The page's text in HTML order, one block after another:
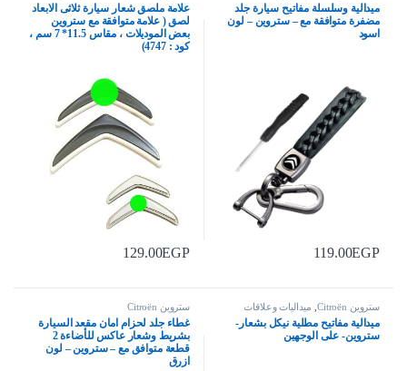
ميدالية وسلسلة مفاتيح سيارة جلد
مضفرة متوافقة مع – ستروين – لون
اسود
119.00EGP
علامة ملصق شعار سيارة ثلاثى الابعاد
لصق ( علامة متوافقة مع ستروين
بعض الموديلات ، مقاس 11.5* 7 سم ،
كود : 4747)
129.00EGP
ستروين Citroën ميداليات وعلاقات
ميدالية مفاتيح مطلية نيكل بشعار-
ستروين- على الوجهين
ستروين Citroën
غطاء جلد لحزام امان مقعد السيارة
بشريط وشعار عاكس للأضاءة 2
قطعة متوافق مع – ستروين – لون
ازرق